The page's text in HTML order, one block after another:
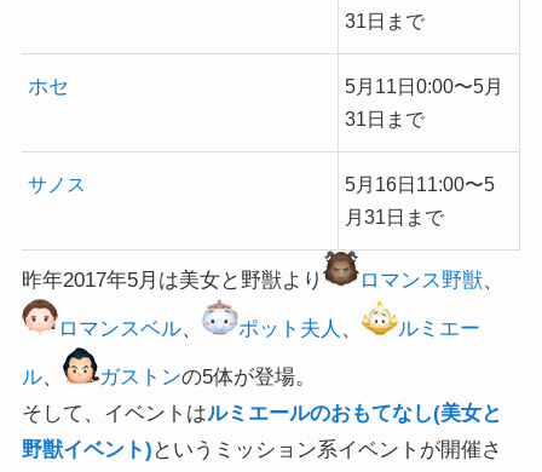
31日まで
ホセ
5月11日0:00〜5月
31日まで
サノス
5月16日11:00〜5
月31日まで
昨年2017年5月は美女と野獣より ロマンス野獣、
ロマンスベル、 ポット夫人 、
ルミエー
ル、 ガストンの5体が登場。
そして、イベントはルミエールのおもてなし(美女と
野獣イベント) というミッション系イベントが開催さ